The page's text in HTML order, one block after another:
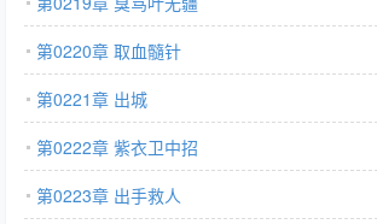
第0220章 取血髓针
第0221章 出城
第0222章 紫衣卫中招
第0223章 出手救人